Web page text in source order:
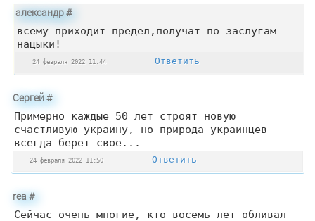
александр#
всему приходит предел,получат по заслугам
нацыки!
24 февраля 2022 11:44 Ответить
Сергей#
Примерно каждые 50 лет строят новую
счастливую украину, но природа украинцев
всегда берет свое...
24 февраля 2022 11:50 Ответить
rea#
Сейчас очень многие, кто восемь лет обливал